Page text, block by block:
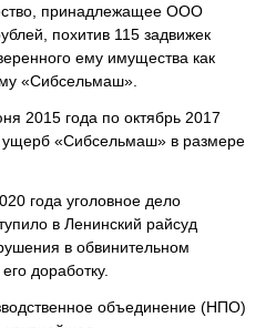
принадлежащее ООО
похитив 115 задвижек
ему имущества как
«Сибсельмаш».
2015 года по октябрь 2017
ущерб «Сибсельмаш» в размере
года уголовное дело
в Ленинский райсуд
в обвинительном
доработку.
объединение (НПО)